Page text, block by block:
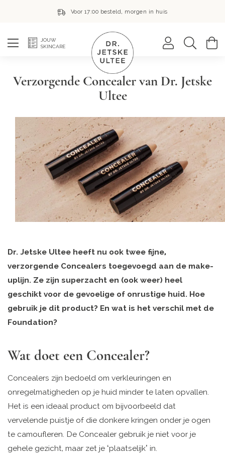
Voor 17:00 besteld, morgen in huis
Zoek
JOUW
SKINCARE
Verzorgende Concealer van Dr. Jetske
Ultee
Dr. Jetske Ultee heeft nu ook twee fijne,
verzorgende Concealers toegevoegd aan de make-
uplijn. Ze zijn superzacht en (ook weer) heel
geschikt voor de gevoelige of onrustige huid. Hoe
gebruik je dit product? En wat is het verschil met de
Foundation?
Wat doet een Concealer?
Concealers zijn bedoeld om verkleuringen en
onregelmatigheden op je huid minder te laten opvallen.
Het is een ideaal product om bijvoorbeeld dat
vervelende puistje of die donkere kringen onder je ogen
te camoufleren. De Concealer gebruik je niet voor je
gehele gezicht, maar zet je ‘plaatselijk’ in.